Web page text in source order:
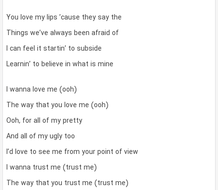
You love my lips ’cause they say the
Things we’ve always been afraid of
I can feel it startin’ to subside
Learnin’ to believe in what is mine
I wanna love me (ooh)
The way that you love me (ooh)
Ooh, for all of my pretty
And all of my ugly too
I’d love to see me from your point of view
I wanna trust me (trust me)
The way that you trust me (trust me)